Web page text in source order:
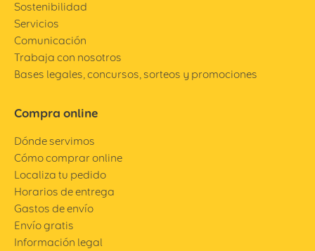
Sostenibilidad
Servicios
Comunicación
Trabaja con nosotros
Bases legales, concursos, sorteos y promociones
Compra online
Dónde servimos
Cómo comprar online
Localiza tu pedido
Horarios de entrega
Gastos de envío
Envío gratis
Información legal